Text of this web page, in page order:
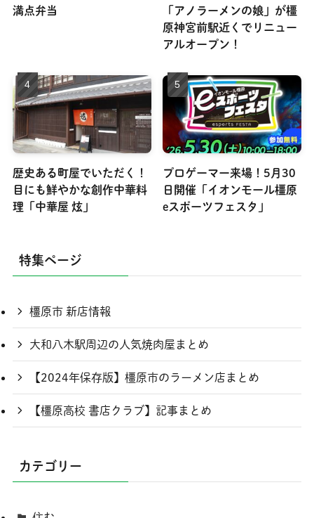
満点弁当
「アノラーメンの娘」が橿
原神宮前駅近くでリニュー
アルオープン！
歴史ある町屋でいただく！
目にも鮮やかな創作中華料
理「中華屋 炫」
プロゲーマー来場！5月30
日開催「イオンモール橿原
eスポーツフェスタ」
特集ページ
橿原市 新店情報
大和八木駅周辺の人気焼肉屋まとめ
【2024年保存版】橿原市のラーメン店まとめ
【橿原高校 書店クラブ】記事まとめ
カテゴリー